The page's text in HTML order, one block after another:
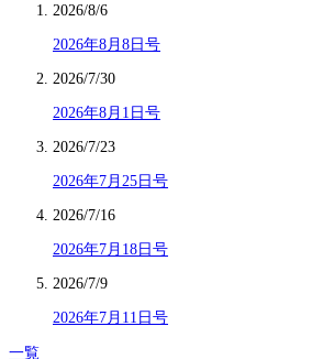
2026/8/6
2026年8月8日号
2026/7/30
2026年8月1日号
2026/7/23
2026年7月25日号
2026/7/16
2026年7月18日号
2026/7/9
2026年7月11日号
一覧